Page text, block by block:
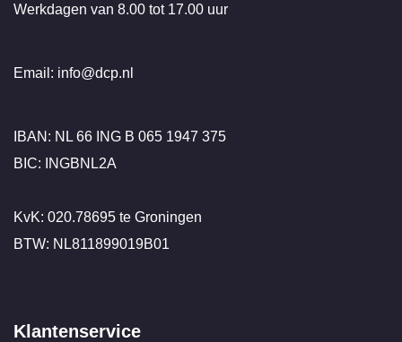
Werkdagen van 8.00 tot 17.00 uur
Email: info@dcp.nl
IBAN: NL 66 ING B 065 1947 375
BIC: INGBNL2A
KvK: 020.78695 te Groningen
BTW: NL811899019B01
Klantenservice